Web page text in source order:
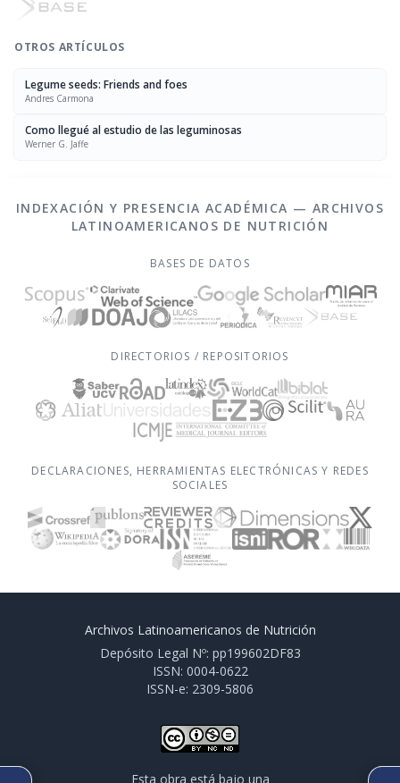
OTROS ARTÍCULOS
Legume seeds: Friends and foes
Andres Carmona
Como llegué al estudio de las leguminosas
Werner G. Jaffe
INDEXACIÓN Y PRESENCIA ACADÉMICA — ARCHIVOS
LATINOAMERICANOS DE NUTRICIÓN
BASES DE DATOS
DIRECTORIOS / REPOSITORIOS
DECLARACIONES, HERRAMIENTAS ELECTRÓNICAS Y REDES
SOCIALES
Archivos Latinoamericanos de Nutrición
Depósito Legal Nº: pp199602DF83
ISSN: 0004-0622
ISSN-e: 2309-5806
Esta obra está bajo una